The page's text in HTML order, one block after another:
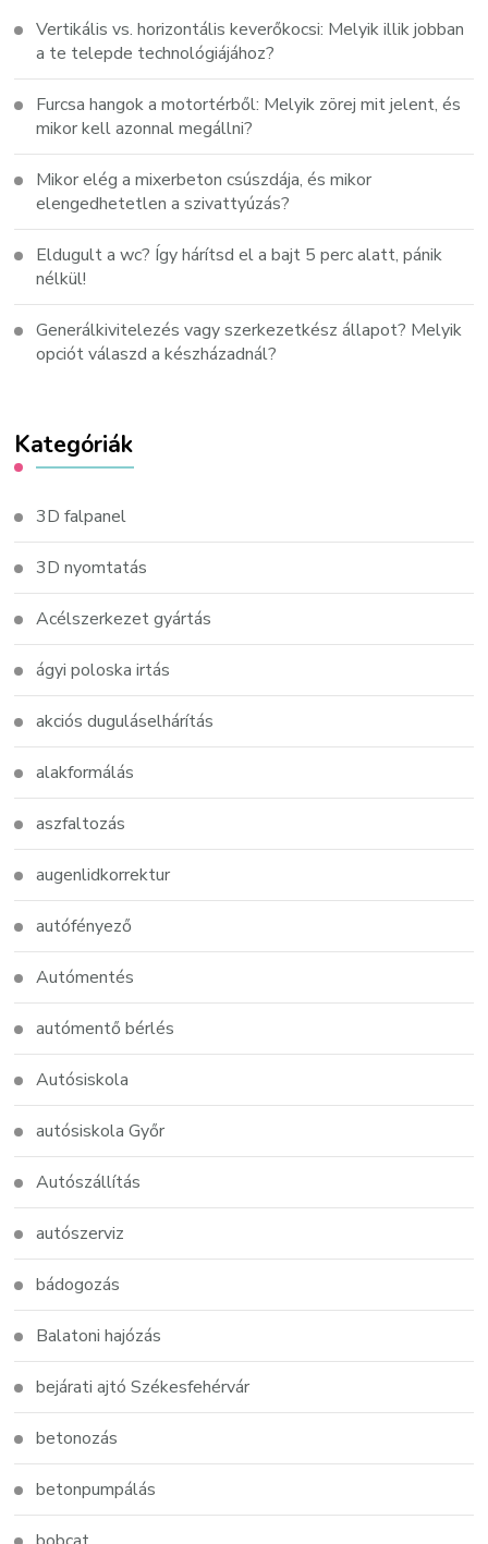
Vertikális vs. horizontális keverőkocsi: Melyik illik jobban
a te telepde technológiájához?
Furcsa hangok a motortérből: Melyik zörej mit jelent, és
mikor kell azonnal megállni?
Mikor elég a mixerbeton csúszdája, és mikor
elengedhetetlen a szivattyúzás?
Eldugult a wc? Így hárítsd el a bajt 5 perc alatt, pánik
nélkül!
Generálkivitelezés vagy szerkezetkész állapot? Melyik
opciót válaszd a készházadnál?
Kategóriák
3D falpanel
3D nyomtatás
Acélszerkezet gyártás
ágyi poloska irtás
akciós duguláselhárítás
alakformálás
aszfaltozás
augenlidkorrektur
autófényező
Autómentés
autómentő bérlés
Autósiskola
autósiskola Győr
Autószállítás
autószerviz
bádogozás
Balatoni hajózás
bejárati ajtó Székesfehérvár
betonozás
betonpumpálás